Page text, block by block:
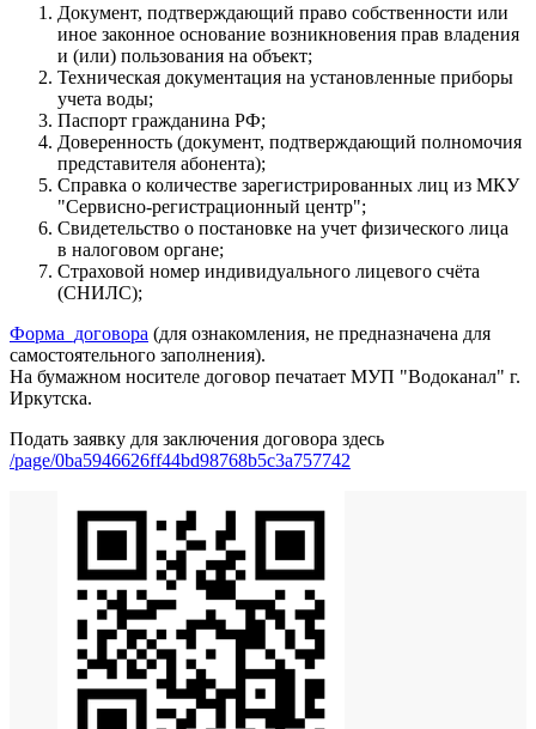
Документ, подтверждающий право собственности или
иное законное основание возникновения прав владения
и (или) пользования на объект;
Техническая документация на установленные приборы
учета воды;
Паспорт гражданина РФ;
Доверенность (документ, подтверждающий полномочия
представителя абонента);
Справка о количестве зарегистрированных лиц из МКУ
"Сервисно-регистрационный центр";
Свидетельство о постановке на учет физического лица
в налоговом органе;
Страховой номер индивидуального лицевого счёта
(СНИЛС);
Форма_договора (для ознакомления, не предназначена для
самостоятельного заполнения).
На бумажном носителе договор печатает МУП "Водоканал" г.
Иркутска.
Подать заявку для заключения договора здесь
/page/0ba5946626ff44bd98768b5c3a757742